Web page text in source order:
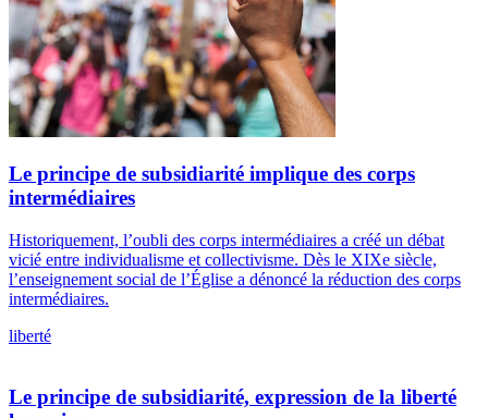
Le principe de subsidiarité implique des corps
intermédiaires
Historiquement, l’oubli des corps intermédiaires a créé un débat
vicié entre individualisme et collectivisme. Dès le XIXe siècle,
l’enseignement social de l’Église a dénoncé la réduction des corps
intermédiaires.
liberté
Le principe de subsidiarité, expression de la liberté